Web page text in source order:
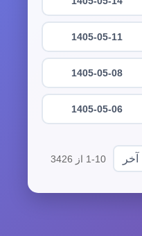
1405-05-11
1405-05-08
1405-05-06
آخر 1-10 از 3426